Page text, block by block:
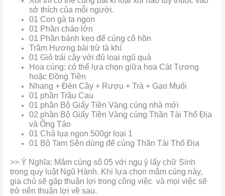
sở thích của mỗi người.
01 Con gà ta ngon
01 Phần cháo lớn
01 Phần bánh kẹo để cúng cô hồn
Trầm Hương bài trừ tà khí
01 Giỏ trái cây với đủ loại ngũ quả
Hoa cúng: có thể lựa chọn giữa hoa Cát Tương
hoặc Đồng Tiền
Nhang + Đèn Cầy + Rượu + Trà + Gạo Muối
01 phần Trầu Cau
01 phần Bộ Giấy Tiền Vàng cúng nhà mới
02 phần Bộ Giấy Tiền Vàng cúng Thần Tài Thổ Địa
và Ông Táo
01 Chả lụa ngon 500gr loại 1
01 Bộ Tam Sên dùng để cúng Thần Tài Thổ Địa
>> Ý Nghĩa: Mâm cúng số 05 với ngụ ý lấy chữ Sinh
trong quy luật Ngũ Hành. Khi lựa chọn mâm cúng này,
gia chủ sẽ gặp thuận lợi trong công việc và mọi việc sẽ
trở nên thuận lợi về sau.